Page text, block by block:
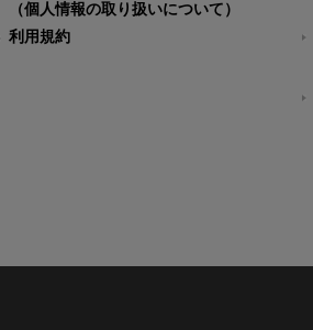
（個人情報の取り扱いについて）
利用規約